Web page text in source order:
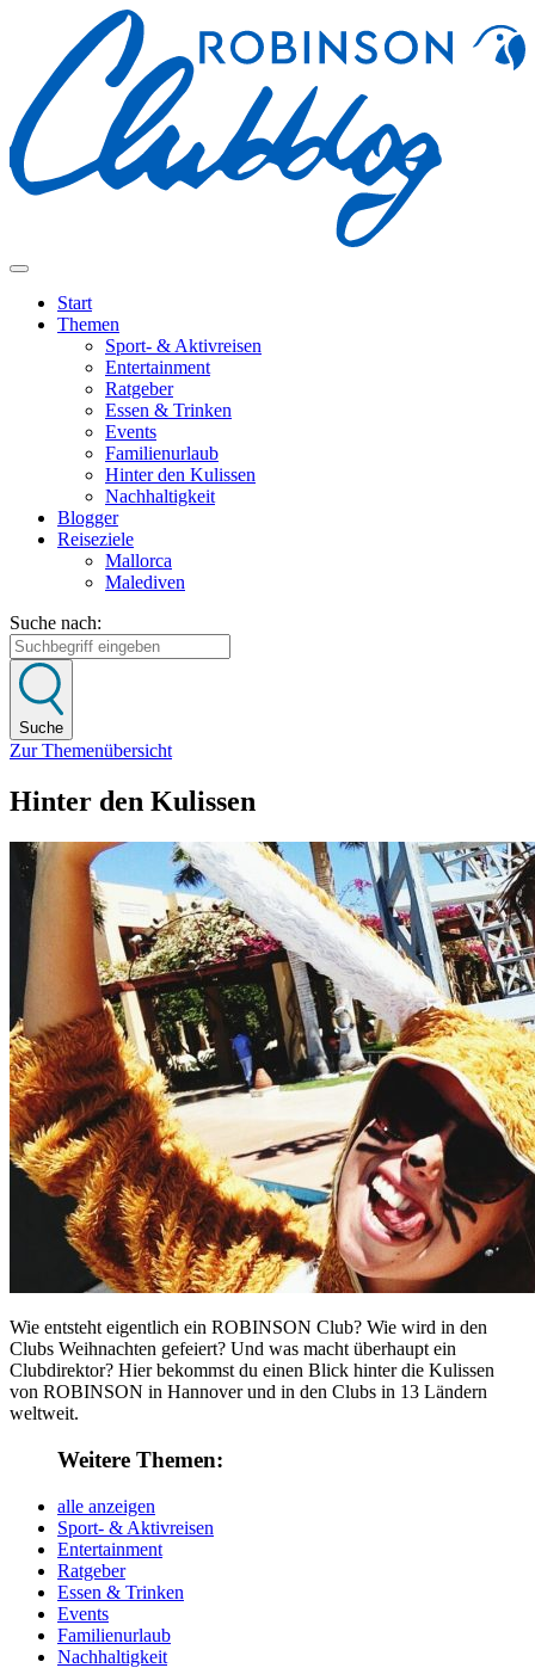
Start
Themen
Sport- & Aktivreisen
Entertainment
Ratgeber
Essen & Trinken
Events
Familienurlaub
Hinter den Kulissen
Nachhaltigkeit
Blogger
Reiseziele
Mallorca
Malediven
Suche nach:
Suche
Zur Themenübersicht
Hinter den Kulissen
Wie entsteht eigentlich ein ROBINSON Club? Wie wird in den
Clubs Weihnachten gefeiert? Und was macht überhaupt ein
Clubdirektor? Hier bekommst du einen Blick hinter die Kulissen
von ROBINSON in Hannover und in den Clubs in 13 Ländern
weltweit.
Weitere Themen:
alle anzeigen
Sport- & Aktivreisen
Entertainment
Ratgeber
Essen & Trinken
Events
Familienurlaub
Nachhaltigkeit